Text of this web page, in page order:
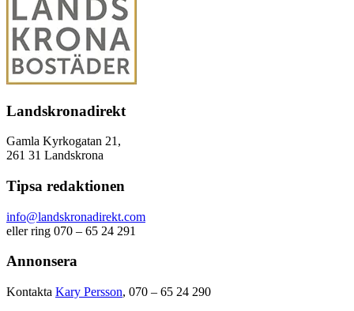
Landskronadirekt
Gamla Kyrkogatan 21,
261 31 Landskrona
Tipsa redaktionen
info@landskronadirekt.com
eller ring 070 – 65 24 291
Annonsera
Kontakta Kary Persson, 070 – 65 24 290